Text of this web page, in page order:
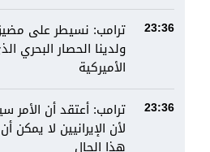
23:36
ترامب: نسيطر على
ولدينا الحصار البحري
الأميركية
23:36
ترامب: أعتقد أن الأمر
لأن الإيرانيين لا يمكن
هذا الحال